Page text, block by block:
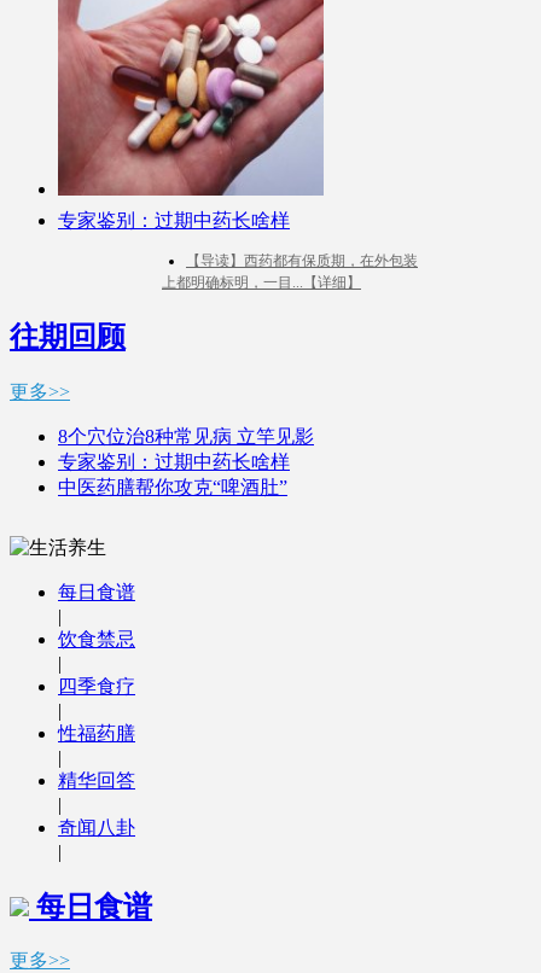
专家鉴别：过期中药长啥样
【导读】西药都有保质期，在外包装
上都明确标明，一目...【详细】
往期回顾
更多>>
8个穴位治8种常见病 立竿见影
专家鉴别：过期中药长啥样
中医药膳帮你攻克“啤酒肚”
每日食谱
|
饮食禁忌
|
四季食疗
|
性福药膳
|
精华回答
|
奇闻八卦
|
每日食谱
更多>>